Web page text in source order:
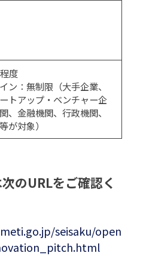
度
ン：無制限（大手企業、
トアップ・ベンチャー企
、金融機関、行政機関、
が対象）
のURLをご確認く
seisaku/open